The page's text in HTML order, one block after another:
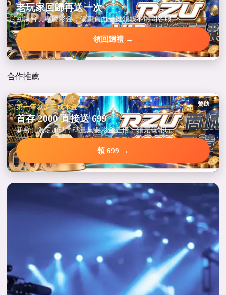
老玩家回歸再送一次
回鍋會員專屬彩金，優惠頁面一鍵領取不用問客服。
領回歸禮 →
合作推薦
贊助
第一筆就多三成本金
首存 2000 直接送 699
新會員限定加碼，碼量只要彩金五倍，領完就能玩。
領 699 →